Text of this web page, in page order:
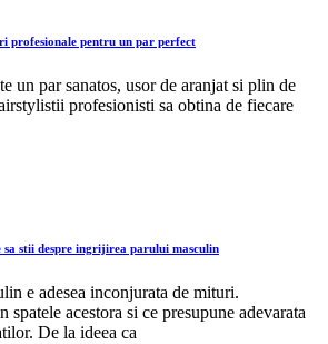
profesionale pentru un par perfect
un par sanatos, usor de aranjat si plin de
profesionisti sa obtina de fiecare
stii despre ingrijirea parului masculin
e adesea inconjurata de mituri.
spatele acestora si ce presupune adevarata
De la ideea ca